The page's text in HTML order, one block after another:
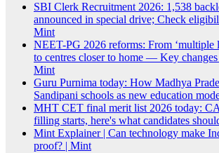
SBI Clerk Recruitment 2026: 1,538
announced in special drive; Check
Mint
NEET-PG 2026 reforms: From ‘multiple
to centres closer to home — Key
Mint
Guru Purnima today: How Madhya
Sandipani schools as new education
MHT CET final merit list 2026 today:
filling starts, here's what candidates
Mint Explainer | Can technology make
proof? | Mint